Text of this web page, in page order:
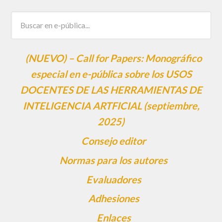
(NUEVO) – Call for Papers: Monográfico
especial en e-pública sobre los USOS
DOCENTES DE LAS HERRAMIENTAS DE
INTELIGENCIA ARTFICIAL (septiembre,
2025)
Consejo editor
Normas para los autores
Evaluadores
Adhesiones
Enlaces